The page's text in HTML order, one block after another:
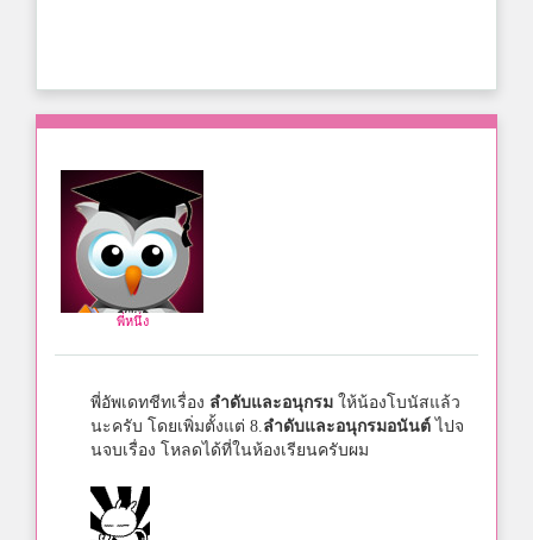
พี่หนึ่ง
พี่อัพเดทชีทเรื่อง ลำดับและอนุกรม ให้น้องโบนัสแล้ว
นะครับ โดยเพิ่มตั้งแต่ 8.ลำดับและอนุกรมอนันต์ ไปจ
นจบเรื่อง โหลดได้ที่ในห้องเรียนครับผม